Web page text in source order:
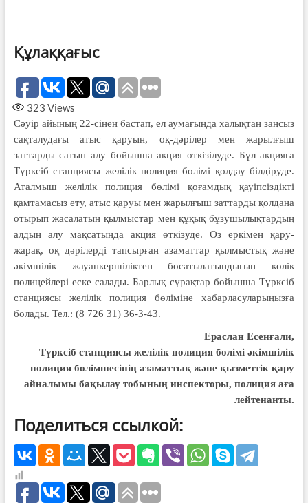
Құлаққағыс
323 Views
Сәуір айының 22-сінен бастап, ел аумағында халықтан заңсыз
сақталудағы атыс қаруын, оқ-дәрілер мен жарылғыш
заттарды сатып алу бойынша акция өткізілуде. Бұл акцияға
Түрксіб станциясы желілік полиция бөлімі қолдау білдіруде.
Аталмыш желілік полиция бөлімі қоғамдық қауіпсіздікті
қамтамасыз ету, атыс қаруы мен жарылғыш заттарды қолдана
отырып жасалатын қылмыстар мен құқық бұзушылықтардың
алдын алу мақсатында акция өткізуде. Өз еркімен қару-
жарақ, оқ дәрілерді тапсырған азаматтар қылмыстық және
әкімшілік жауапкершіліктен босатылатындығын көлік
полицейлері еске салады. Барлық сұрақтар бойынша Түрксіб
станциясы желілік полиция бөліміне хабарласуларыңызға
болады. Тел.: (8 726 31) 36-3-43.
Ераслан Есенғали,
Түрксіб станциясы желілік полиция бөлімі әкімшілік
полиция бөлімшесінің азаматтық және қызметтік қару
айналымы бақылау тобының инспекторы, полиция аға
лейтенанты.
Поделиться ссылкой: